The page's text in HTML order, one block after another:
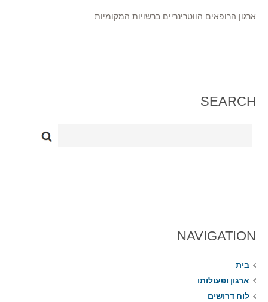
ארגון הרופאים הווטרינריים ברשויות המקומיות
SEARCH
NAVIGATION
בית
ארגון ופעולותו
לוח דרושים